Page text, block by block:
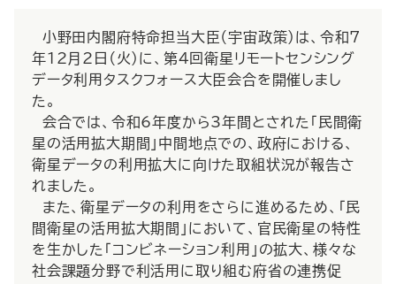
小野田内閣府特命担当大臣（宇宙政策）は、令和7
年12月2日（火）に、第4回衛星リモートセンシング
データ利用タスクフォース大臣会合を開催しまし
た。
会合では、令和6年度から3年間とされた「民間衛
星の活用拡大期間」中間地点での、政府における、
衛星データの利用拡大に向けた取組状況が報告さ
れました。
また、衛星データの利用をさらに進めるため、「民
間衛星の活用拡大期間」において、官民衛星の特性
を生かした「コンビネーション利用」の拡大、様々な
社会課題分野で利活用に取り組む府省の連携促